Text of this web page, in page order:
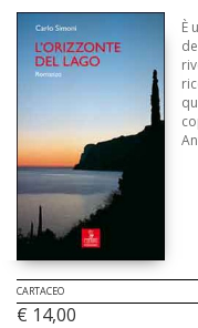
È
CARTACEO
€ 14,00